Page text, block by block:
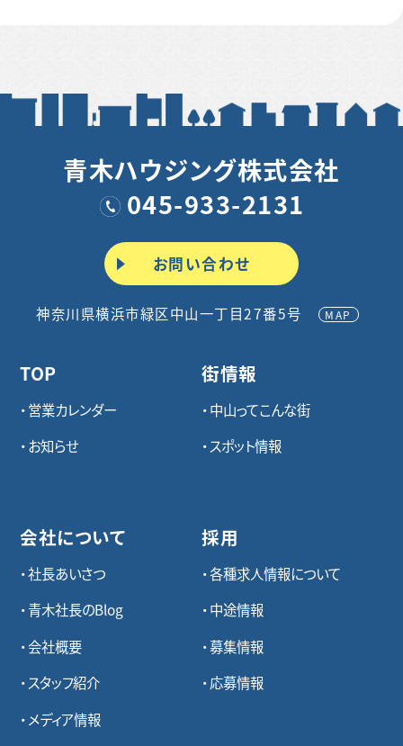
青木ハウジング株式会社
045-933-2131
お問い合わせ
神奈川県横浜市緑区中山一丁目27番5号 MAP
TOP
営業カレンダー
お知らせ
会社について
社長あいさつ
青木社長のBlog
会社概要
スタッフ紹介
メディア情報
街情報
中山ってこんな街
スポット情報
採用
各種求⼈情報について
中途情報
募集情報
応募情報